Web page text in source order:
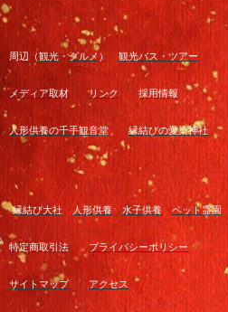
周辺（観光 ・グルメ ） 観光バス・ツアー
メディア取材 リンク 採用情報
人形供養の千手観音堂 縁結びの愛染神社
縁結び大社 人形供養 水子供養 ペット霊園
特定商取引法 プライバシーポリシー
サイトマップ アクセス